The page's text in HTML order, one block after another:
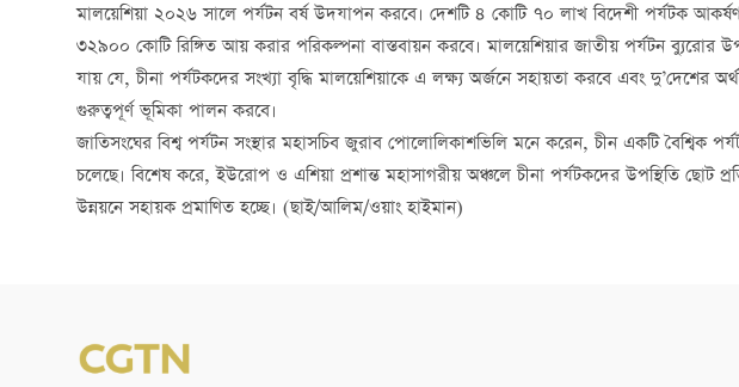
মালয়েশিয়া ২০২৬ সালে পর্যটন বর্ষ উদযাপন করবে। দেশটি ৪ কোটি ৭০ লাখ বিদেশী পর্যটক
৩২৯০০ কোটি রিঙ্গিত আয় করার পরিকল্পনা বাস্তবায়ন করবে। মালয়েশিয়ার জাতীয় পর্যটন ব্যুরোর
যায় যে, চীনা পর্যটকদের সংখ্যা বৃদ্ধি মালয়েশিয়াকে এ লক্ষ্য অর্জনে সহায়তা করবে এবং দু’দেশের
গুরুত্বপূর্ণ ভূমিকা পালন করবে।
জাতিসংঘের বিশ্ব পর্যটন সংস্থার মহাসচিব জুরাব পোলোলিকাশভিলি মনে করেন, চীন একটি বৈশ্বিক
চলেছে। বিশেষ করে, ইউরোপ ও এশিয়া প্রশান্ত মহাসাগরীয় অঞ্চলে চীনা পর্যটকদের উপস্থিতি ছোট
উন্নয়নে সহায়ক প্রমাণিত হচ্ছে। (ছাই/আলিম/ওয়াং হাইমান)